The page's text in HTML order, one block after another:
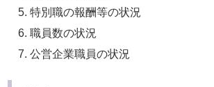
特別職の報酬等の状況
職員数の状況
公営企業職員の状況